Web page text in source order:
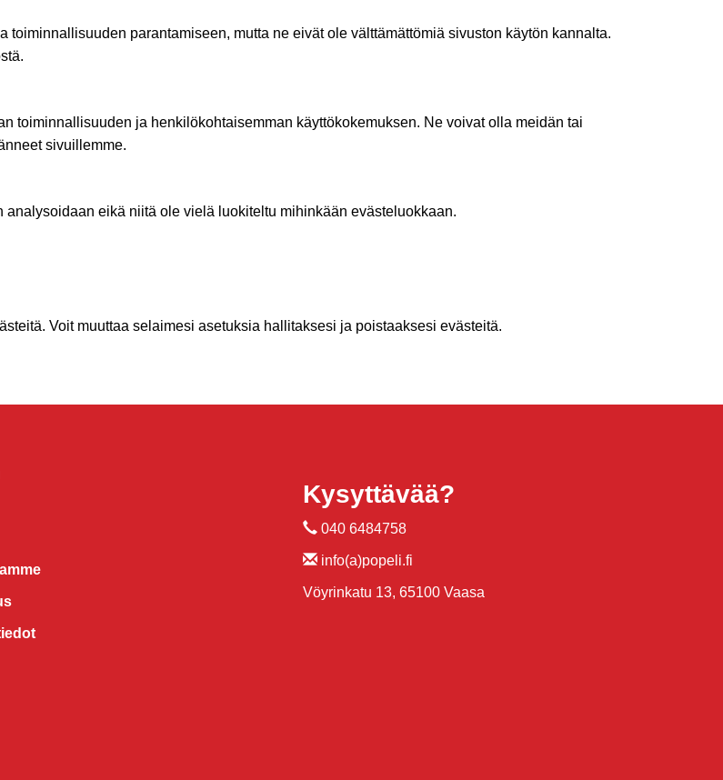
parantamiseen, mutta ne eivät ole välttämättömiä sivuston käytön kannalta.
toiminnallisuuden ja henkilökohtaisemman käyttökokemuksen. Ne voivat olla meidän tai
sivuillemme.
eikä niitä ole vielä luokiteltu mihinkään evästeluokkaan.
Voit muuttaa selaimesi asetuksia hallitaksesi ja poistaaksesi evästeitä.
Kysyttävää?
040 6484758
info(a)popeli.fi
Vöyrinkatu 13, 65100 Vaasa